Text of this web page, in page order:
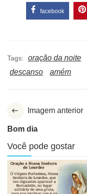
facebook
Tags: oração da noite
descanso
amém
Imagem anterior
Bom dia
Você pode gostar